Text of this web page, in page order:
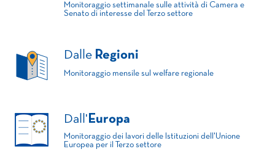
Monitoraggio settimanale sulle attività di Camera e
Senato di interesse del Terzo settore
Dalle Regioni
Monitoraggio mensile sul welfare regionale
Dall' Europa
Monitoraggio dei lavori delle Istituzioni dell'Unione
Europea per il Terzo settore